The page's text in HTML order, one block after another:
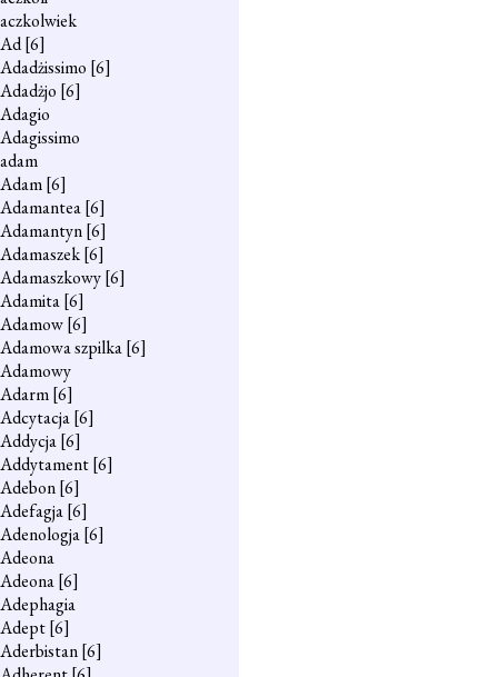
aczkolwiek
Ad[6]
Adadżissimo [6]
Adadżjo [6]
Adagio
Adagissimo
adam
Adam[6]
Adamantea[6]
Adamantyn[6]
Adamaszek[6]
Adamaszkowy[6]
Adamita[6]
Adamow[6]
Adamowa szpilka[6]
Adamowy
Adarm[6]
Adcytacja[6]
Addycja[6]
Addytament[6]
Adebon[6]
Adefagja[6]
Adenologja[6]
Adeona
Adeona[6]
Adephagia
Adept[6]
Aderbistan[6]